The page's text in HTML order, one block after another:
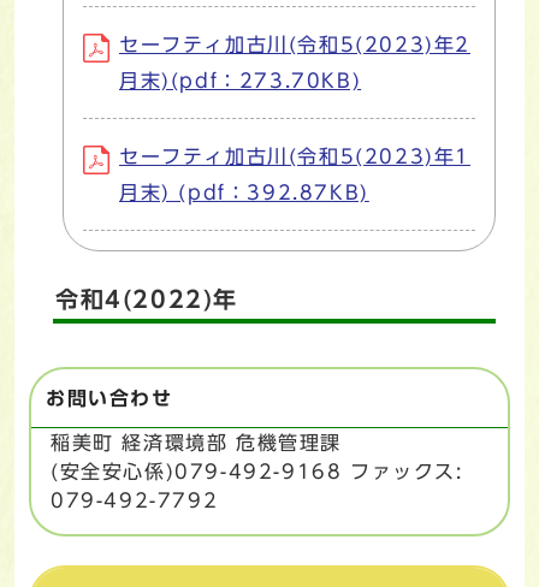
セーフティ加古川(令和5(2023)年2
月末)(pdf：273.70KB)
セーフティ加古川(令和5(2023)年1
月末) (pdf：392.87KB)
令和4(2022)年
お問い合わせ
稲美町 経済環境部 危機管理課
(安全安心係)079-492-9168 ファックス:
079-492-7792